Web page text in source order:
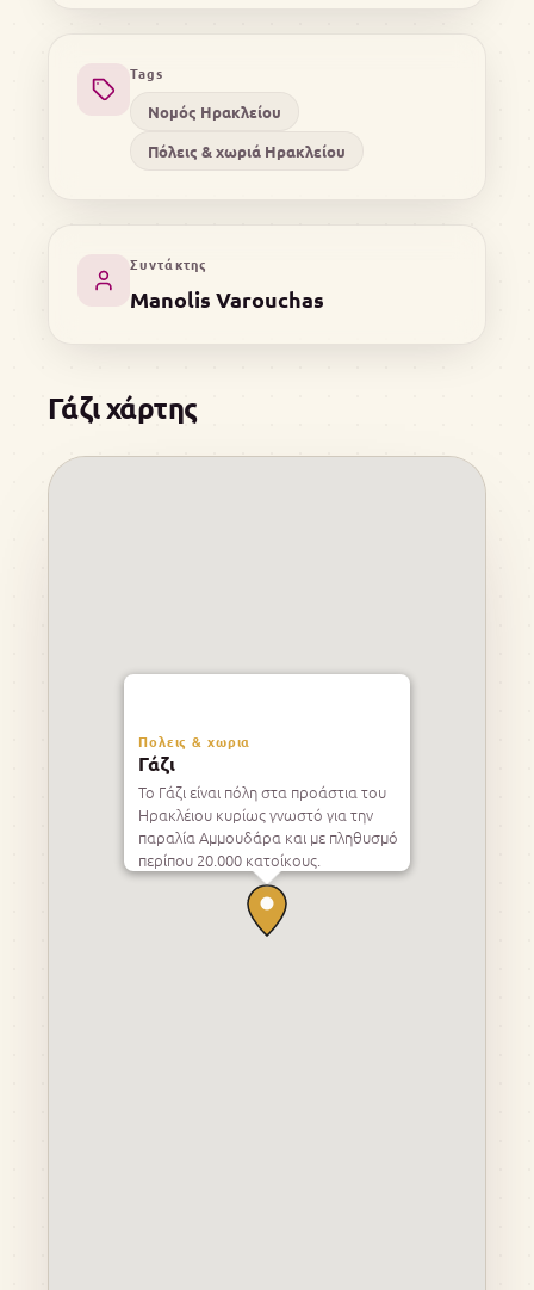
Tags
Νομός Ηρακλείου
Πόλεις & χωριά Ηρακλείου
Συντάκτης
Manolis Varouchas
Γάζι χάρτης
Πολεις & χωρια
Γάζι
Το Γάζι είναι πόλη στα προάστια του
Ηρακλέιου κυρίως γνωστό για την
παραλία Αμμουδάρα και με πληθυσμό
περίπου 20.000 κατοίκους.